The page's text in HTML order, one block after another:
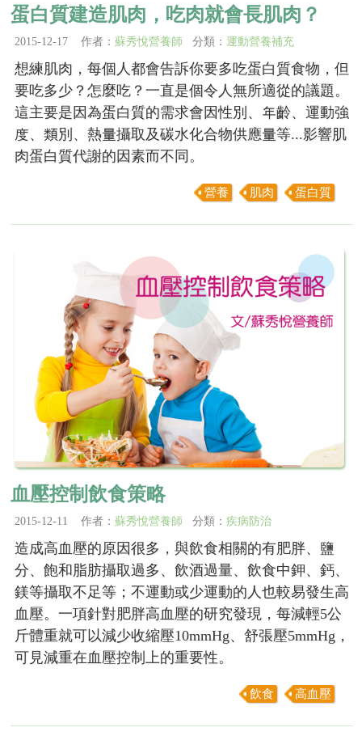
蛋白質建造肌肉，吃肉就會長肌肉？
2015-12-17 作者： 蘇秀悅營養師 分類： 運動營養補充
想練肌肉，每個人都會告訴你要多吃蛋白質食物，但
要吃多少？怎麼吃？一直是個令人無所適從的議題。
這主要是因為蛋白質的需求會因性別、年齡、運動強
度、類別、熱量攝取及碳水化合物供應量等...影響肌
肉蛋白質代謝的因素而不同。
營養 肌肉 蛋白質
血壓控制飲食策略
2015-12-11 作者： 蘇秀悅營養師 分類： 疾病防治
造成高血壓的原因很多，與飲食相關的有肥胖、鹽
分、飽和脂肪攝取過多、飲酒過量、飲食中鉀、鈣、
鎂等攝取不足等；不運動或少運動的人也較易發生高
血壓。一項針對肥胖高血壓的研究發現，每減輕5公
斤體重就可以減少收縮壓10mmHg、舒張壓5mmHg，
可見減重在血壓控制上的重要性。
飲食 高血壓